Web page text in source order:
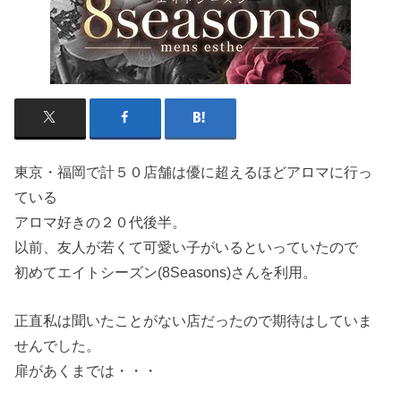
東京・福岡で計５０店舗は優に超えるほどアロマに行っ
ている
アロマ好きの２０代後半。
以前、友人が若くて可愛い子がいるといっていたので
初めてエイトシーズン(8Seasons)さんを利用。
正直私は聞いたことがない店だったので期待はしていま
せんでした。
扉があくまでは・・・